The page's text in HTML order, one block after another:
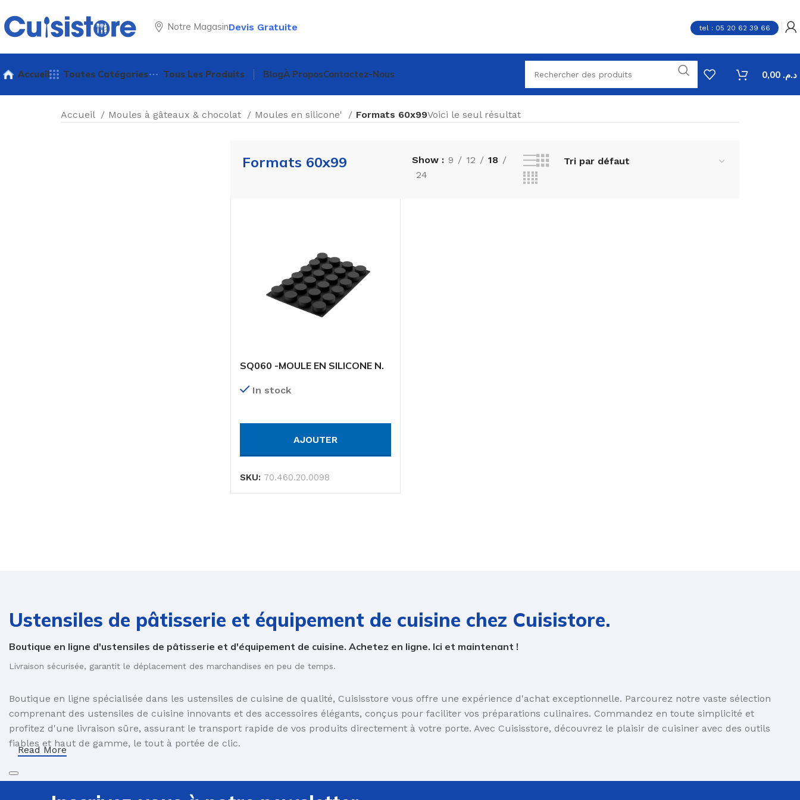
Notre MagasinDevis Gratuite tel : 05 20 62 39 66
Accueil Toutes Catégories
USTENSILES DE
BASSINES
ENTONNOIRS
FOUETS
Emporte-Pièces Et
EMPORTE-PIÈCES
Accessoires Et
Tapis
TAPIS EN SILICONE
Ustensiles de pâtisserie
Tous Les Produits BlogÀ ProposContactez-Nous د.م.
Accueil Moules à gâteaux & chocolat Moules en silicone' Formats 60x99Voici le seul résultat
Formats 60x99 Show 9 12
18
24
SQ060 -MOULE EN SILICONE N.
In stock
AJOUTER
SKU: 70.460.20.0098
Ustensiles de pâtisserie et équipement de cuisine chez Cuisistore.
Boutique en ligne d'ustensiles de pâtisserie et d'équipement de cuisine. Achetez en ligne. Ici et maintenant !
Livraison sécurisée, garantit le déplacement des marchandises en peu de temps.
Boutique en ligne spécialisée dans les ustensiles de cuisine de qualité, Cuisisstore vous offre une expérience d'achat exceptionnelle. Parcourez notre vaste sélection
comprenant des ustensiles de cuisine innovants et des accessoires élégants, conçus pour faciliter vos préparations culinaires. Commandez en toute simplicité et
profitez d'une livraison sûre, assurant le transport rapide de vos produits directement à votre porte. Avec Cuisisstore, découvrez le plaisir de cuisiner avec des outils
fiables et haut de gamme, le tout à portée de clic.
Read More